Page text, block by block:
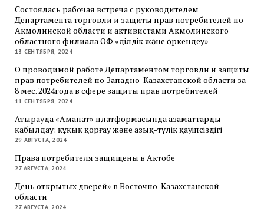
Состоялась рабочая встреча с руководителем
Департамента торговли и защиты прав потребителей по
Акмолинской области и активистами Акмолинского
областного филиала ОФ «Әділдік және өркендеу»
13 СЕНТЯБРЯ, 2024
О проводимой работе Департаментом торговли и защиты
прав потребителей по Западно-Казахстанской области за
8 мес. 2024года в сфере защиты прав потребителей
11 СЕНТЯБРЯ, 2024
Атырауда «Аманат» платформасында азаматтарды
қабылдау: құқық қорғау және азық-түлік қауіпсіздігі
29 АВГУСТА, 2024
Права потребителя защищены в Актобе
27 АВГУСТА, 2024
День открытых дверей» в Восточно-Казахстанской
области
27 АВГУСТА, 2024